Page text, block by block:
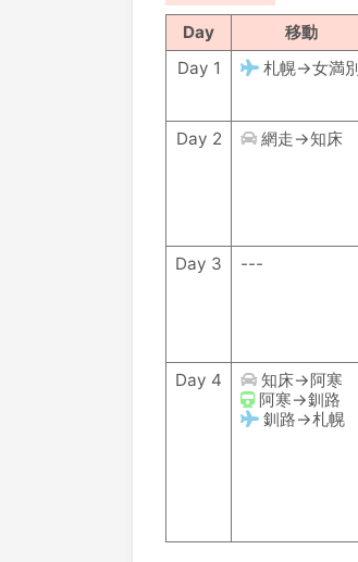
Day 移動
Day 1
札幌→女満別
Day 2 網走→知床
Day 3 ---
Day 4
知床→阿寒
阿寒→釧路
釧路→札幌